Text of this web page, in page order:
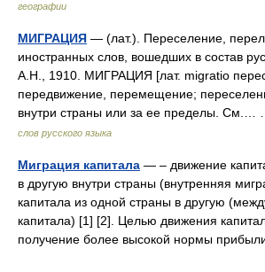
географии
МИГРАЦИЯ — (лат.). Переселение,
иностранных слов, вошедших в состав
А.Н., 1910. МИГРАЦИЯ [лат. migratio
передвижение, перемещение;
внутри страны или за ее пределы.
слов русского языка
Миграция капитала — – движение
в другую внутри страны (внутренняя
капитала из одной страны в другую
капитала) [1] [2]. Целью движения
получение более высокой нормы